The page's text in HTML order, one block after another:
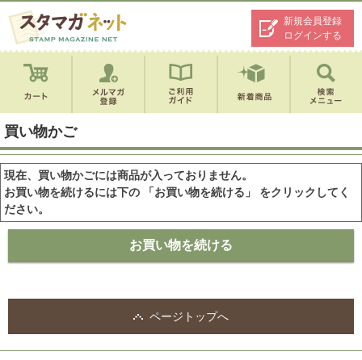
新規会員登録
ログインする
買い物かご
現在、買い物かごには商品が入っておりません。
お買い物を続けるには下の 「お買い物を続ける」 をクリックしてく
ださい。
ページトップへ